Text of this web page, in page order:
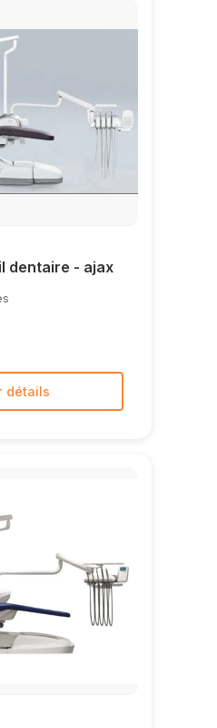
dentaire - ajax
détails